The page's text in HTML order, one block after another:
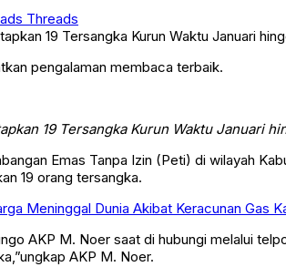
Threads
pengalaman membaca terbaik.
19 Tersangka Kurun Waktu Januari
Emas Tanpa Izin (Peti) di wilayah
19 orang tersangka.
Meninggal Dunia Akibat Keracunan Gas
AKP M. Noer saat di hubungi melalui
AKP M. Noer.